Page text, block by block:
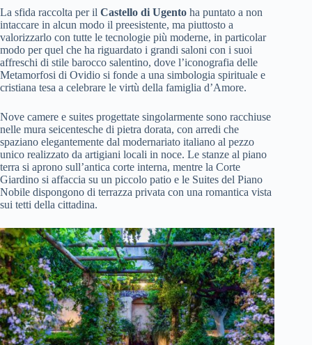
La sfida raccolta per il Castello di Ugento ha puntato a non
intaccare in alcun modo il preesistente, ma piuttosto a
valorizzarlo con tutte le tecnologie più moderne, in particolar
modo per quel che ha riguardato i grandi saloni con i suoi
affreschi di stile barocco salentino, dove l’iconografia delle
Metamorfosi di Ovidio si fonde a una simbologia spirituale e
cristiana tesa a celebrare le virtù della famiglia d’Amore.
Nove camere e suites progettate singolarmente sono racchiuse
nelle mura seicentesche di pietra dorata, con arredi che
spaziano elegantemente dal modernariato italiano al pezzo
unico realizzato da artigiani locali in noce. Le stanze al piano
terra si aprono sull’antica corte interna, mentre la Corte
Giardino si affaccia su un piccolo patio e le Suites del Piano
Nobile dispongono di terrazza privata con una romantica vista
sui tetti della cittadina.